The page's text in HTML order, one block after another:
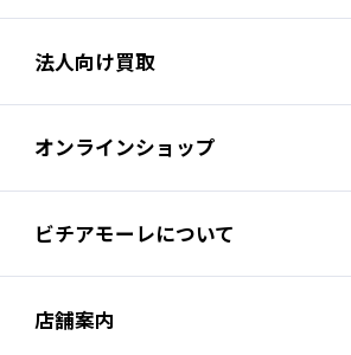
法人向け買取
オンラインショップ
ビチアモーレについて
ビチアモーレについて
スタ
会社概要
店舗案内